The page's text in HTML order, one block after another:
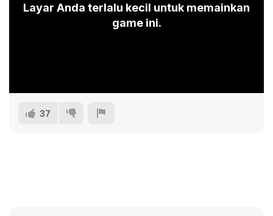
Layar Anda terlalu kecil untuk memainkan
game ini.
37